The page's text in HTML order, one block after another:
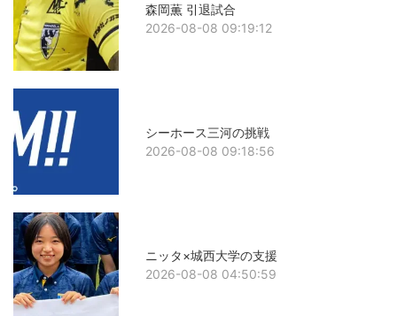
森岡薫 引退試合
2026-08-08 09:19:12
シーホース三河の挑戦
2026-08-08 09:18:56
ニッタ×城西大学の支援
2026-08-08 04:50:59